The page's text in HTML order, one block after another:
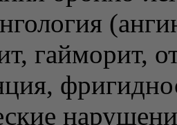
гайморит,